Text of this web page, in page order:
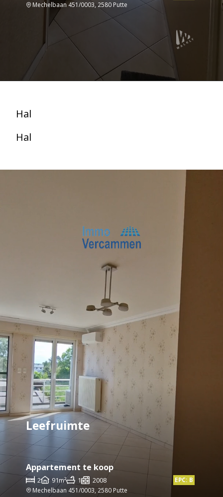
Mechelbaan 451/0003, 2580 Putte
Hal
Hal
Leefruimte
Appartement te koop
2 91m² 1 2008
EPC: B
Mechelbaan 451/0003, 2580 Putte